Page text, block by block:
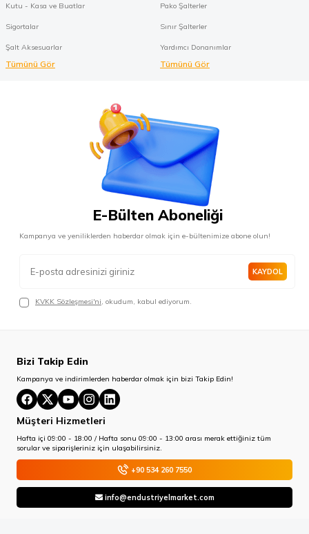
Kutu - Kasa ve Buatlar
Sigortalar
Şalt Aksesuarlar
Tümünü Gör
Pako Şalterler
Sınır Şalterler
Yardımcı Donanımlar
Tümünü Gör
E-Bülten Aboneliği
Kampanya ve yeniliklerden haberdar olmak için e-bültenimize abone olun!
KAYDOL
KVKK Sözleşmesi'ni, okudum, kabul ediyorum.
Bizi Takip Edin
Kampanya ve indirimlerden haberdar olmak için bizi Takip Edin!
Müşteri Hizmetleri
Hafta içi 09:00 - 18:00 / Hafta sonu 09:00 - 13:00 arası merak ettiğiniz tüm
sorular ve siparişleriniz için ulaşabilirsiniz.
+90 534 260 7550
info@endustriyelmarket.com